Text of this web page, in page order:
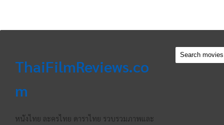
ThaiFilmReviews.co
m
หนังไทย ละครไทย ดาราไทย รวบรวมภาพและ